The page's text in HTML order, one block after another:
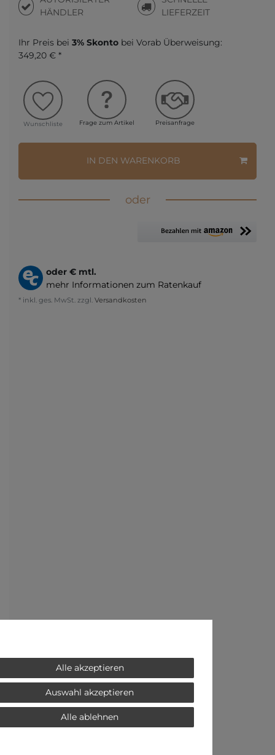
HÄNDLER
LIEFERZEIT
Ihr Preis bei 3% Skonto bei Vorab Überweisung:
349,20 € *
Wunschliste Frage zum Artikel Preisanfrage
IN DEN WARENKORB
oder
oder € mtl.
mehr Informationen zum Ratenkauf
* inkl. ges. MwSt. zzgl. Versandkosten
Alle akzeptieren
Auswahl akzeptieren
Alle ablehnen